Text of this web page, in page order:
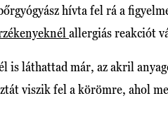
hívta fel rá a
allergiás reakciót
is láthattad már, az akril
viszik fel a körömre, ahol